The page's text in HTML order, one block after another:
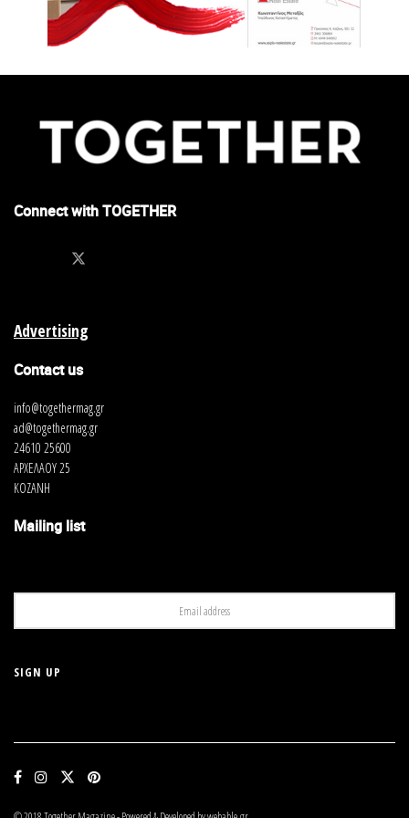
Τελικά μήπως είναι καλύτερο να αντικαταστήσετε το ποτό σας
Και πάντα με μέτρο (1-2 ποτηράκια), η υπερβολική
κατανάλωση αλκοόλ ακόμα και του κρασιού έχει αντίθετα
αποτελέσματα στην υγεία και ενοχοποιείται για την μείωση της
αντιοξειδωτικής ικανότητας του οργανισμού.
Της Αφροδίτης Ζαρδέλη.
Connect with TOGETHER
Advertising
Contact us
info@togethermag.gr
ad@togethermag.gr
24610 25600
ΑΡΧΕΛΑΟΥ 25
ΚΟΖΑΝΗ
Mailing list